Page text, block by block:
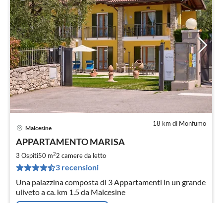
18 km di Monfumo
Malcesine
APPARTAMENTO MARISA
3 Ospiti50 m22 camere da letto
3 recensioni
Una palazzina composta di 3 Appartamenti in un grande
uliveto a ca. km 1.5 da Malcesine